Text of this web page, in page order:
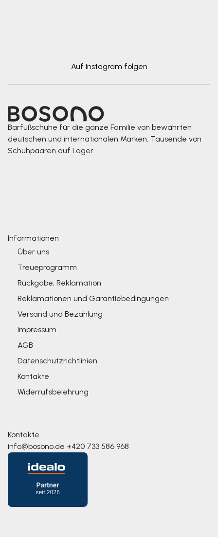
Auf Instagram folgen
Barfußschuhe für die ganze Familie von bewährten
deutschen und internationalen Marken. Tausende von
Schuhpaaren auf Lager.
Informationen
Über uns
Treueprogramm
Rückgabe, Reklamation
Reklamationen und Garantiebedingungen
Versand und Bezahlung
Impressum
AGB
Datenschutzrichtlinien
Kontakte
Widerrufsbelehrung
Kontakte
info@bosono.de +420 733 586 968